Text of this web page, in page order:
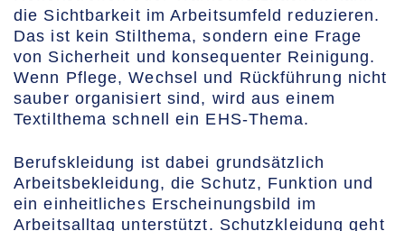
die Sichtbarkeit im Arbeitsumfeld reduzieren.
Das ist kein Stilthema, sondern eine Frage
von Sicherheit und konsequenter Reinigung.
Wenn Pflege, Wechsel und Rückführung nicht
sauber organisiert sind, wird aus einem
Textilthema schnell ein EHS-Thema.
Berufskleidung ist dabei grundsätzlich
Arbeitsbekleidung, die Schutz, Funktion und
ein einheitliches Erscheinungsbild im
Arbeitsalltag unterstützt. Schutzkleidung geht